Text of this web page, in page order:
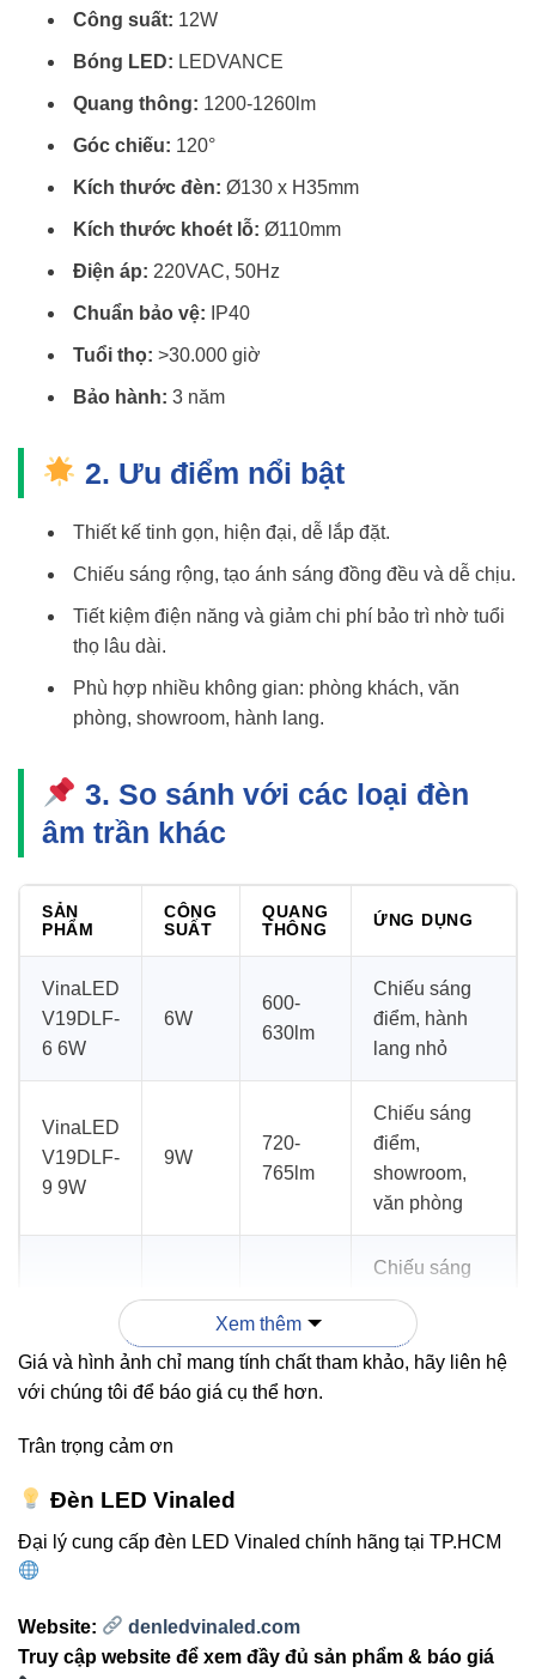
Công suất: 12W
Bóng LED: LEDVANCE
Quang thông: 1200-1260lm
Góc chiếu: 120°
Kích thước đèn: Ø130 x H35mm
Kích thước khoét lỗ: Ø110mm
Điện áp: 220VAC, 50Hz
Chuẩn bảo vệ: IP40
Tuổi thọ: >30.000 giờ
Bảo hành: 3 năm
2. Ưu điểm nổi bật
Thiết kế tinh gọn, hiện đại, dễ lắp đặt.
Chiếu sáng rộng, tạo ánh sáng đồng đều và dễ chịu.
Tiết kiệm điện năng và giảm chi phí bảo trì nhờ tuổi
thọ lâu dài.
Phù hợp nhiều không gian: phòng khách, văn
phòng, showroom, hành lang.
3. So sánh với các loại đèn
âm trần khác
SẢN
PHẨM
CÔNG
SUẤT
QUANG
THÔNG
ỨNG DỤNG
VinaLED
V19DLF-
6 6W
6W
600-
630lm
Chiếu sáng
điểm, hành
lang nhỏ
VinaLED
V19DLF-
9 9W
9W
720-
765lm
Chiếu sáng
điểm,
showroom,
văn phòng
V19DLF-
12 12W
1200-
1260lm
Chiếu sáng
rộng, phòng
khách, văn
phòng,
4. Liên kết nội bộ
Khám phá thêm các sản phẩm LED VinaLED khác:
Đèn led Bulb Vinaled
Xem thêm
Giá và hình ảnh chỉ mang tính chất tham khảo, hãy liên hệ
với chúng tôi để báo giá cụ thể hơn.
Trân trọng cảm ơn
Đèn LED Vinaled
Đại lý cung cấp đèn LED Vinaled chính hãng tại TP.HCM
Website:
denledvinaled.com
Truy cập website để xem đầy đủ sản phẩm & báo giá